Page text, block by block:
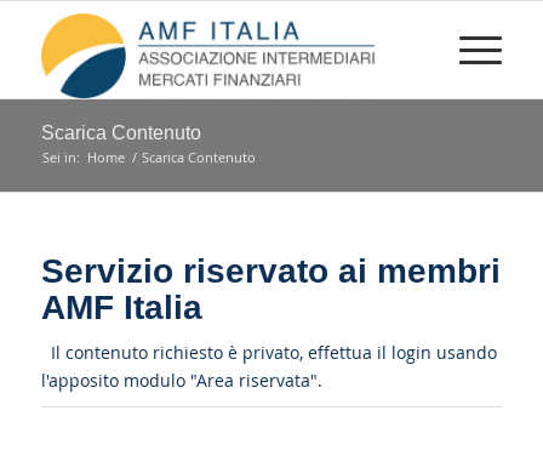
Scarica Contenuto
Sei in: Home / Scarica Contenuto
Servizio riservato ai membri
AMF Italia
Il contenuto richiesto è privato, effettua il login usando
l'apposito modulo "Area riservata".